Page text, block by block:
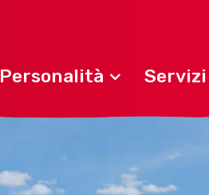
Personalità Servizi